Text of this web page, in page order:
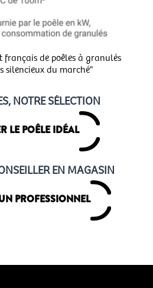
français de poêles à granulés
silencieux du marché"
NOTRE SÉLECTION
LE POÊLE IDÉAL
EN MAGASIN
PROFESSIONNEL